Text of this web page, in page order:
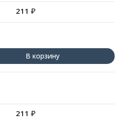
211 ₽
В корзину
211 ₽